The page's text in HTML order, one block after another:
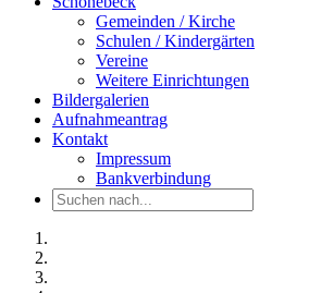
Gemeinden / Kirche
Schulen / Kindergärten
Vereine
Weitere Einrichtungen
Bildergalerien
Aufnahmeantrag
Kontakt
Impressum
Bankverbindung